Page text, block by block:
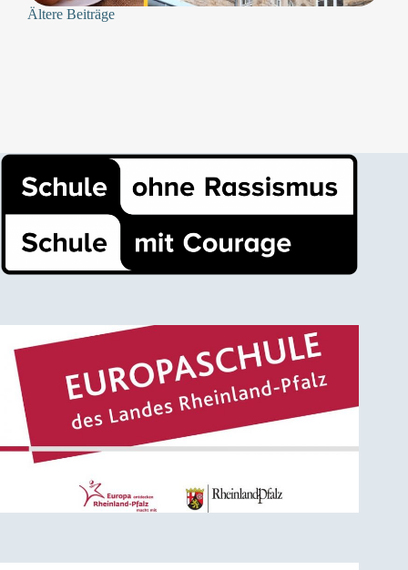
Ältere Beiträge